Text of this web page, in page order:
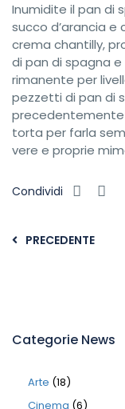
Inumidite il pan di
succo d’arancia
crema chantilly,
di pan di spagna
rimanente per
pezzetti di pan di
torta per farla
vere e proprie
Condividi
PRECEDENTE
Categorie News
Arte (18)
Cinema (6)